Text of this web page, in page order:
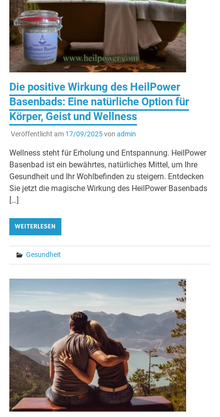
Die positive Wirkung des HeilPower
Basenbads: Eine natürliche Option für
Körper, Geist und Wellness
Veröffentlicht am 17/09/2025von admin
Wellness steht für Erholung und Entspannung. HeilPower
Basenbad ist ein bewährtes, natürliches Mittel, um Ihre
Gesundheit und Ihr Wohlbefinden zu steigern. Entdecken
Sie jetzt die magische Wirkung des HeilPower Basenbads
[…]
WEITERLESEN
Gesundheit